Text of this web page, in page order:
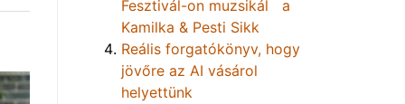
Fesztivál-on muzsikál a
Kamilka & Pesti Sikk
Reális forgatókönyv, hogy
jövőre az AI vásárol
helyettünk